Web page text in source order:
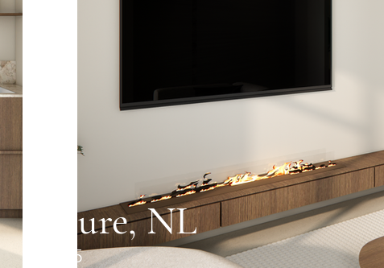
Joure, NL
2025